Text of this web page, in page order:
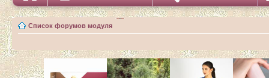
Список форумов модуля